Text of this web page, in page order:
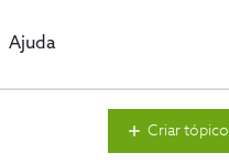
Ajuda
Criar tópico